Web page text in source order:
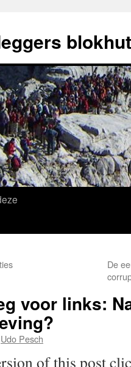
blokhut
De
voor links:
Udo Pesch
of this post